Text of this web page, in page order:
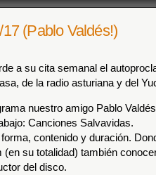
(Pablo Valdés!)
a su cita semanal el
de la radio asturiana y del
nuestro amigo Pablo
Canciones Salvavidas.
contenido y duración.
su totalidad) también
del disco.